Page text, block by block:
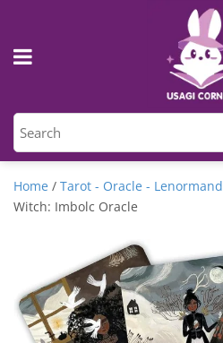
Home / Tarot - Oracle - Lenormand
Witch: Imbolc Oracle